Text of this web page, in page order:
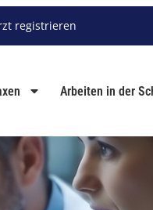
registrieren
Arbeiten in der